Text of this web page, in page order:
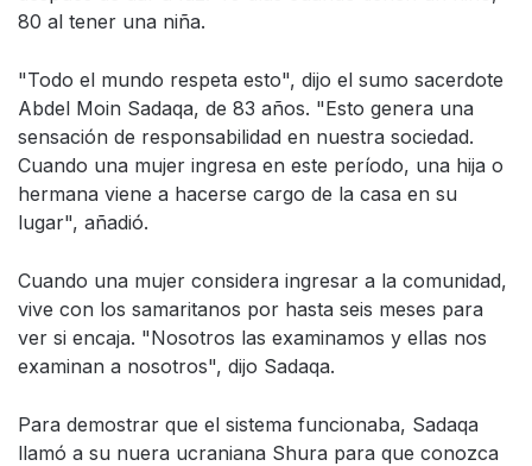
80 al tener una niña.
"Todo el mundo respeta esto", dijo el sumo sacerdote
Abdel Moin Sadaqa, de 83 años. "Esto genera una
sensación de responsabilidad en nuestra sociedad.
Cuando una mujer ingresa en este período, una hija o
hermana viene a hacerse cargo de la casa en su
lugar", añadió.
Cuando una mujer considera ingresar a la comunidad,
vive con los samaritanos por hasta seis meses para
ver si encaja. "Nosotros las examinamos y ellas nos
examinan a nosotros", dijo Sadaqa.
Para demostrar que el sistema funcionaba, Sadaqa
llamó a su nuera ucraniana Shura para que conozca